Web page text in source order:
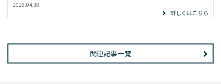
2026.04.30
詳しくはこちら
関連記事一覧